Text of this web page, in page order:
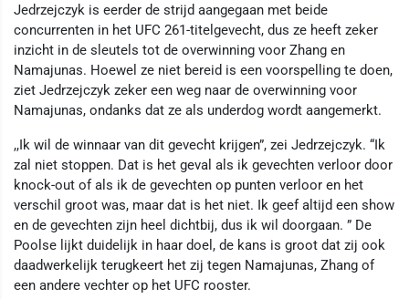
Jedrzejczyk is eerder de strijd aangegaan met beide
concurrenten in het UFC 261-titelgevecht, dus ze heeft zeker
inzicht in de sleutels tot de overwinning voor Zhang en
Namajunas. Hoewel ze niet bereid is een voorspelling te doen,
ziet Jedrzejczyk zeker een weg naar de overwinning voor
Namajunas, ondanks dat ze als underdog wordt aangemerkt.
,,Ik wil de winnaar van dit gevecht krijgen”, zei Jedrzejczyk. “Ik
zal niet stoppen. Dat is het geval als ik gevechten verloor door
knock-out of als ik de gevechten op punten verloor en het
verschil groot was, maar dat is het niet. Ik geef altijd een show
en de gevechten zijn heel dichtbij, dus ik wil doorgaan. ” De
Poolse lijkt duidelijk in haar doel, de kans is groot dat zij ook
daadwerkelijk terugkeert het zij tegen Namajunas, Zhang of
een andere vechter op het UFC rooster.